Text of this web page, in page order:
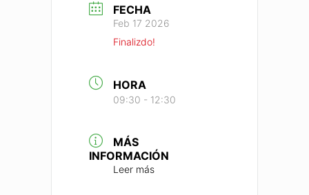
FECHA
Feb 17 2026
Finalizdo!
HORA
09:30 - 12:30
MÁS
INFORMACIÓN
Leer más